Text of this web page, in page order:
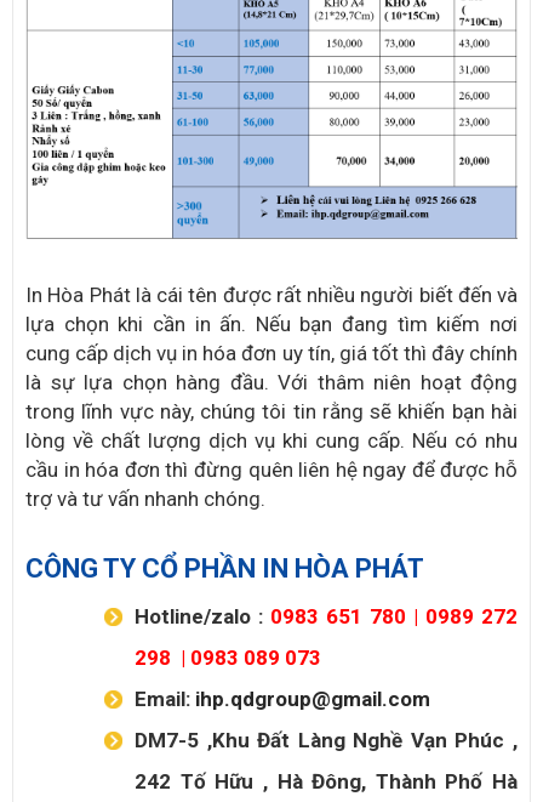
In Hòa Phát là cái tên được rất nhiều người biết đến và
lựa chọn khi cần in ấn. Nếu bạn đang tìm kiếm nơi
cung cấp dịch vụ in hóa đơn uy tín, giá tốt thì đây chính
là sự lựa chọn hàng đầu. Với thâm niên hoạt động
trong lĩnh vực này, chúng tôi tin rằng sẽ khiến bạn hài
lòng về chất lượng dịch vụ khi cung cấp. Nếu có nhu
cầu in hóa đơn thì đừng quên liên hệ ngay để được hỗ
trợ và tư vấn nhanh chóng.
CÔNG TY CỔ PHẦN IN HÒA PHÁT
Hotline/zalo : 0983 651 780 | 0989 272
298 | 0983 089 073
Email: ihp.qdgroup@gmail.com
DM7-5 ,Khu Đất Làng Nghề Vạn Phúc ,
242 Tố Hữu , Hà Đông, Thành Phố Hà